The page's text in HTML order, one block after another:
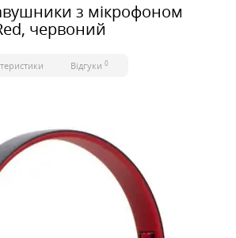
з мікрофоном
червоний
Відгуки 0